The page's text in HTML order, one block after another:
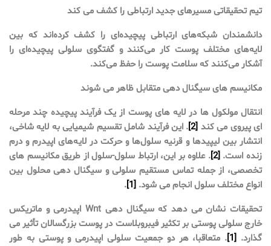
تیم تحقیقاتی مسیرهای جدید ارتباطی را کشف می کند
دانشمندان شبکه‌های ارتباطی پیچیده‌ای را کشف کرده‌اند که بین
لایه‌های مختلف پوست کار می‌کنند و گفتگوی سلولی پیچیده‌ای را
آشکار می‌کنند که سلامت پوست را حفظ می‌کند.
مکانیسم های سیگنال دهی متقابل ظاهر می شوند
انتقال مولکول ها در لایه های پوست از یک فرآیند پیچیده چند مرحله
ای پیروی می کند [2] . این فرآیند شامل تقسیم شیمیایی به لایه شاخی،
انتشار بین لیپیدها و قرنیه سلول‌ها و حرکت در لایه‌های اپیدرم و درم
زنده است. [2] . علاوه بر این، ارتباط سلول-سلول از طریق مکانیسم های
تخصصی، از جمله تماس مستقیم سلولی و سیگنال دهی محلول بین
انواع مختلف سلول انجام می شود. [1]
.
تحقیقات نشان می دهد که سیگنال دهی Wnt اپیدرمی و ماتریکس
خارج سلولی پوستی بر تکثیر فیبروبلاست در پوست بزرگسالان تأثیر می
گذارد. [1] . متعاقبا، هر دو جمعیت سلولی اپیدرمی و پوستی به طور